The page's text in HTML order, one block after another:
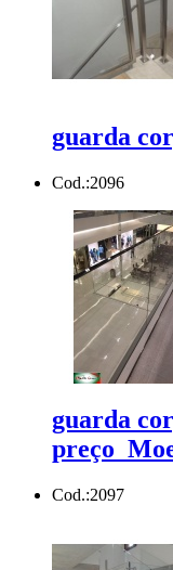
guarda
Cod.:2096
guarda
preço
Cod.:2097